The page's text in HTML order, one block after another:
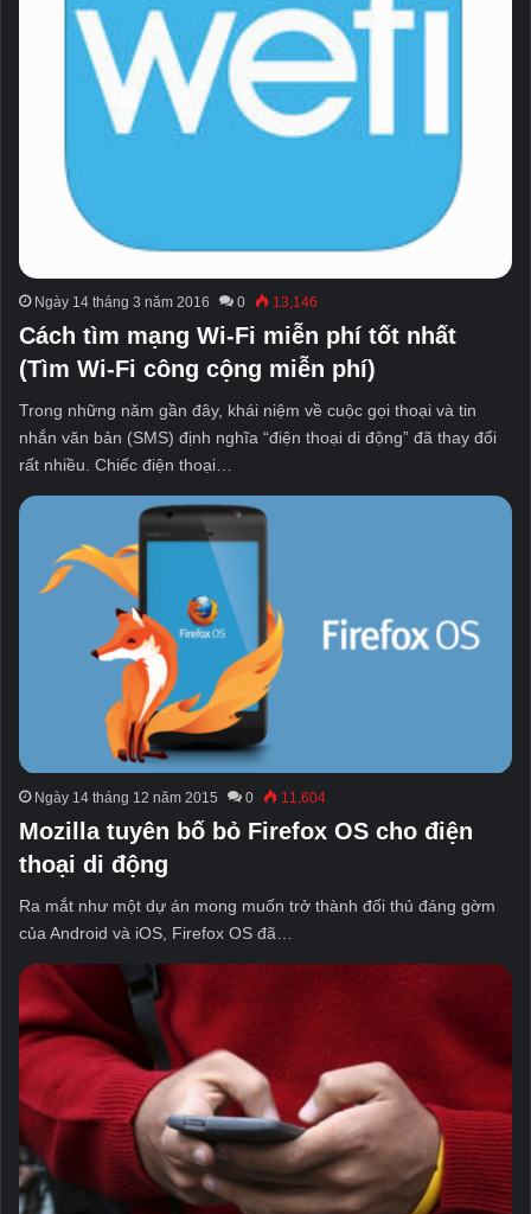
Ngày 14 tháng 3 năm 2016 0 13,146
Cách tìm mạng Wi-Fi miễn phí tốt nhất
(Tìm Wi-Fi công cộng miễn phí)
Trong những năm gần đây, khái niệm về cuộc gọi thoại và tin
nhắn văn bản (SMS) định nghĩa “điện thoại di động” đã thay đổi
rất nhiều. Chiếc điện thoại…
Ngày 14 tháng 12 năm 2015 0 11,604
Mozilla tuyên bố bỏ Firefox OS cho điện
thoại di động
Ra mắt như một dự án mong muốn trở thành đối thủ đáng gờm
của Android và iOS, Firefox OS đã…